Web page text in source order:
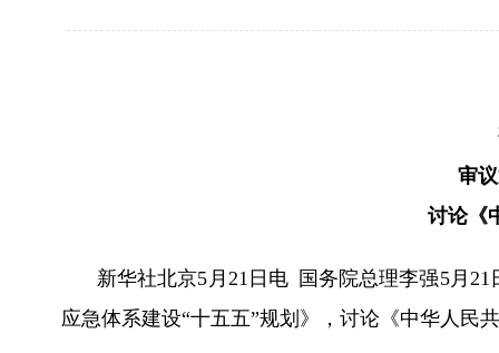
审
讨论《
新华社北京5月21日电 国务院总理李强5月
应急体系建设“十五五”规划》，讨论《中华人民